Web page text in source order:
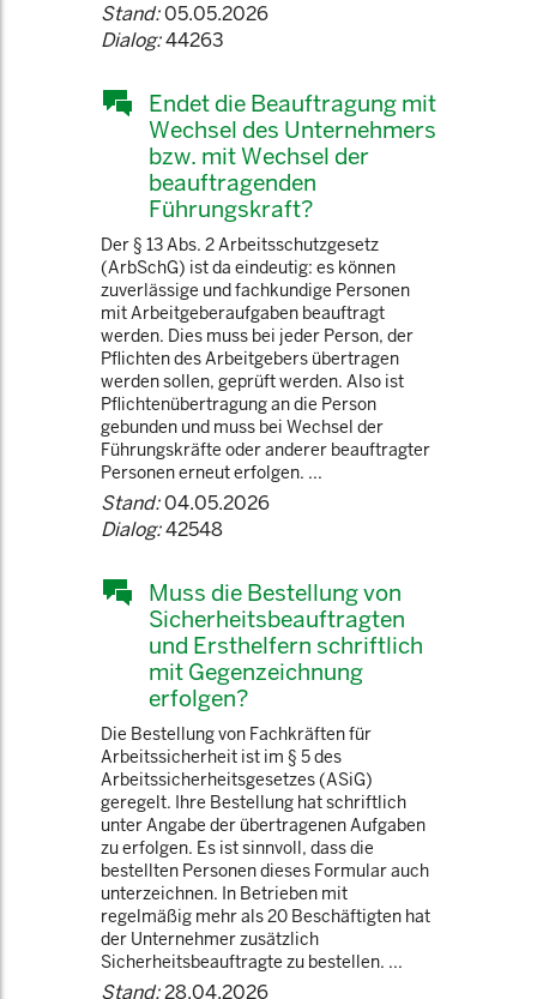
Stand:05.05.2026
Dialog:44263
Endet die Beauftragung mit
Wechsel des Unternehmers
bzw. mit Wechsel der
beauftragenden
Führungskraft?
Der § 13 Abs. 2 Arbeitsschutzgesetz
(ArbSchG) ist da eindeutig: es können
zuverlässige und fachkundige Personen
mit Arbeitgeberaufgaben beauftragt
werden. Dies muss bei jeder Person, der
Pflichten des Arbeitgebers übertragen
werden sollen, geprüft werden. Also ist
Pflichtenübertragung an die Person
gebunden und muss bei Wechsel der
Führungskräfte oder anderer beauftragter
Personen erneut erfolgen. ...
Stand:04.05.2026
Dialog:42548
Muss die Bestellung von
Sicherheitsbeauftragten
und Ersthelfern schriftlich
mit Gegenzeichnung
erfolgen?
Die Bestellung von Fachkräften für
Arbeitssicherheit ist im § 5 des
Arbeitssicherheitsgesetzes (ASiG)
geregelt. Ihre Bestellung hat schriftlich
unter Angabe der übertragenen Aufgaben
zu erfolgen. Es ist sinnvoll, dass die
bestellten Personen dieses Formular auch
unterzeichnen. In Betrieben mit
regelmäßig mehr als 20 Beschäftigten hat
der Unternehmer zusätzlich
Sicherheitsbeauftragte zu bestellen. ...
Stand:28.04.2026